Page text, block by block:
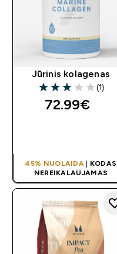
Jūrinis kolagenas
3 out of 5 stars
(1)
72.99€‎
45% NUOLAIDA
KODAS
NEREIKALAUJAMAS